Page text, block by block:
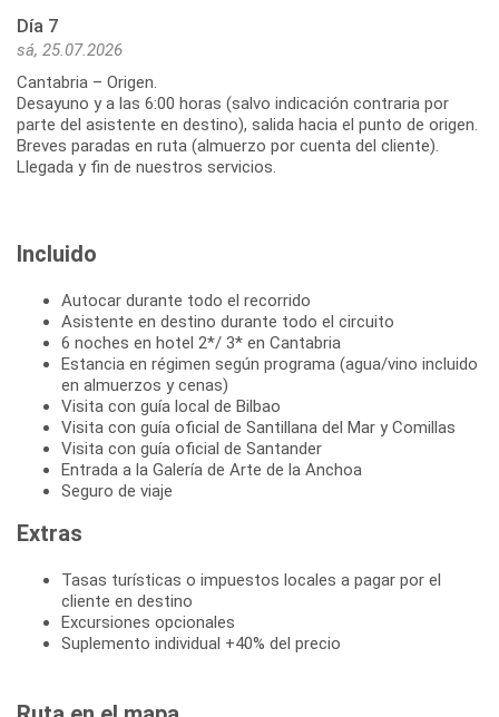
Día 7
sá, 25.07.2026
Cantabria – Origen.
Desayuno y a las 6:00 horas (salvo indicación contraria por
parte del asistente en destino), salida hacia el punto de origen.
Breves paradas en ruta (almuerzo por cuenta del cliente).
Incluido
Autocar durante todo el recorrido
Asistente en destino durante todo el circuito
6 noches en hotel 2*/ 3* en Cantabria
Estancia en régimen según programa (agua/vino incluido
en almuerzos y cenas)
Visita con guía local de Bilbao
Visita con guía oficial de Santillana del Mar y Comillas
Visita con guía oficial de Santander
Entrada a la Galería de Arte de la Anchoa
Seguro de viaje
Extras
Tasas turísticas o impuestos locales a pagar por el
cliente en destino
Excursiones opcionales
Suplemento individual +40% del precio